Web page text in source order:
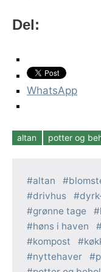
Del:
WhatsApp
Tags
altan potter og
altan
drivhus
grønne tage
høns i haven
kompost
nyttehaver